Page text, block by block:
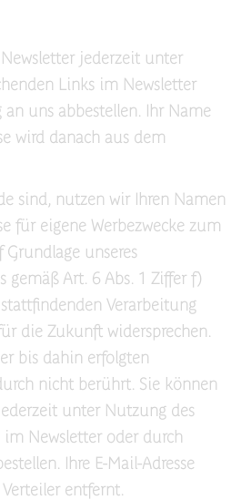
jederzeit unter
Links im Newsletter
uns abbestellen. Ihr Name
wird danach aus dem
sind, nutzen wir Ihren Namen
für eigene Werbezwecke zum
Grundlage unseres
gemäß Art. 6 Abs. 1 Ziffer f)
Verarbeitung
die Zukunft widersprechen.
bis dahin erfolgten
nicht berührt. Sie können
unter Nutzung des
im Newsletter oder durch
Ihre E-Mail-Adresse
entfernt.